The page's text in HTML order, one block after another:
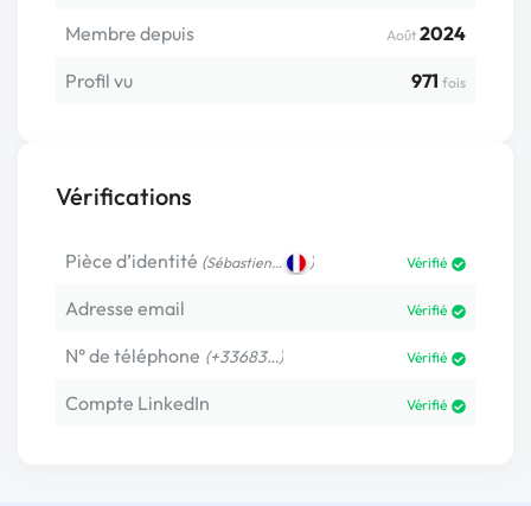
Membre depuis Août 2024
Profil vu
971 fois
Vérifications
Pièce d’identité (Sébastien… ) Vérifié
Adresse email Vérifié
N° de téléphone (+33683…) Vérifié
Compte LinkedIn Vérifié